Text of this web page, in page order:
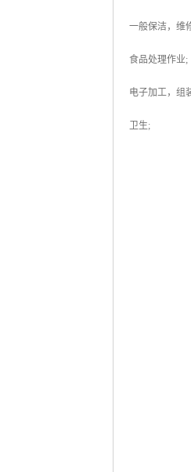
一般保洁，维
食品处理作业;
电子加工，组
卫生;